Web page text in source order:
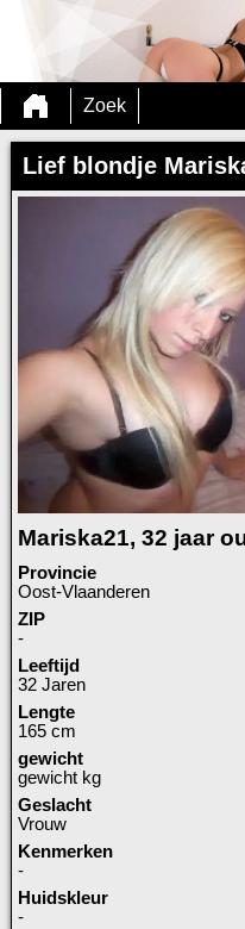
Zoek
Lief blondje
Mariska21, 32 jaar
Provincie
Oost-Vlaanderen
ZIP
-
Leeftijd
32 Jaren
Lengte
165 cm
gewicht
gewicht kg
Geslacht
Vrouw
Kenmerken
-
Huidskleur
-